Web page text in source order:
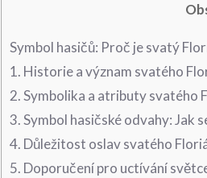
Symbol ⁤hasičů: Proč je svatý
1. Historie a význam svatého
2. ⁤Symbolika a atributy svatého
3. Symbol ⁢hasičské odvahy: Jak
4. Důležitost oslav svatého
5. Doporučení​ pro‍ uctívání‍